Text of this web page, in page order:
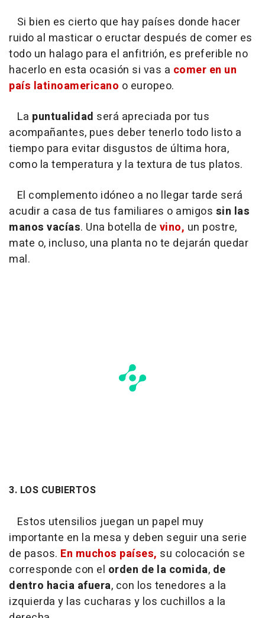
Si bien es cierto que hay países donde hacer
ruido al masticar o eructar después de comer es
todo un halago para el anfitrión, es preferible no
hacerlo en esta ocasión si vas a comer en un
país latinoamericano o europeo.
La puntualidad será apreciada por tus
acompañantes, pues deber tenerlo todo listo a
tiempo para evitar disgustos de última hora,
como la temperatura y la textura de tus platos.
El complemento idóneo a no llegar tarde será
acudir a casa de tus familiares o amigos sin las
manos vacías. Una botella de vino, un postre,
mate o, incluso, una planta no te dejarán quedar
mal.
3. LOS CUBIERTOS
Estos utensilios juegan un papel muy
importante en la mesa y deben seguir una serie
de pasos. En muchos países, su colocación se
corresponde con el orden de la comida, de
dentro hacia afuera, con los tenedores a la
izquierda y las cucharas y los cuchillos a la